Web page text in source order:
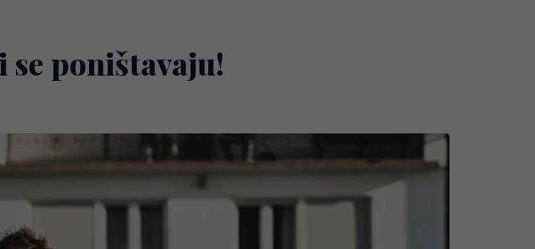
poništavaju!